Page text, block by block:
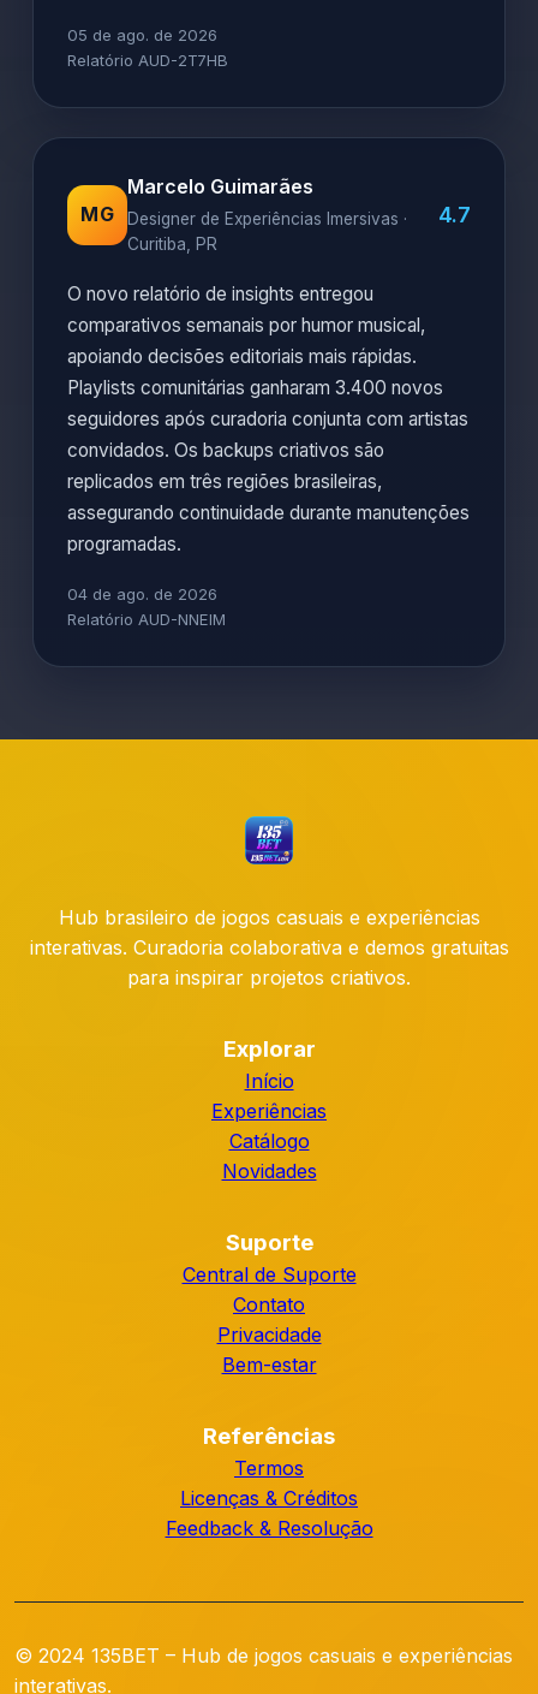
05 de ago. de 2026
Relatório AUD-2T7HB
MG
Marcelo Guimarães
Designer de Experiências Imersivas ·
Curitiba, PR
4.7
O novo relatório de insights entregou
comparativos semanais por humor musical,
apoiando decisões editoriais mais rápidas.
Playlists comunitárias ganharam 3.400 novos
seguidores após curadoria conjunta com artistas
convidados. Os backups criativos são
replicados em três regiões brasileiras,
assegurando continuidade durante manutenções
programadas.
04 de ago. de 2026
Relatório AUD-NNEIM
Hub brasileiro de jogos casuais e experiências
interativas. Curadoria colaborativa e demos gratuitas
para inspirar projetos criativos.
Explorar
Início
Experiências
Catálogo
Novidades
Suporte
Central de Suporte
Contato
Privacidade
Bem-estar
Referências
Termos
Licenças & Créditos
Feedback & Resolução
© 2024 135BET – Hub de jogos casuais e experiências
interativas.